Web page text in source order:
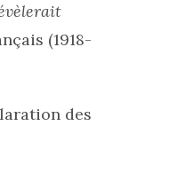
(1918-
des